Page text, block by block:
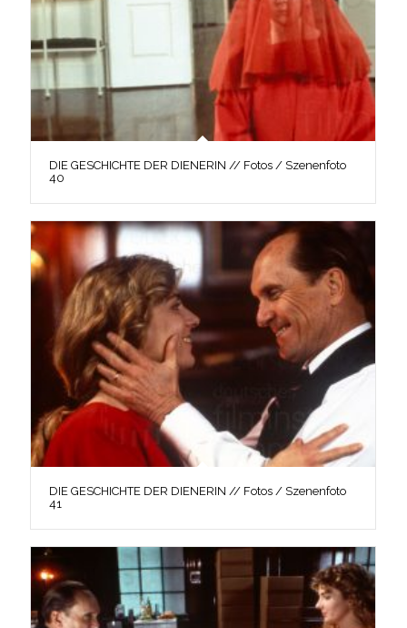
DIE GESCHICHTE DER DIENERIN // Fotos / Szenenfoto
40
DIE GESCHICHTE DER DIENERIN // Fotos / Szenenfoto
41